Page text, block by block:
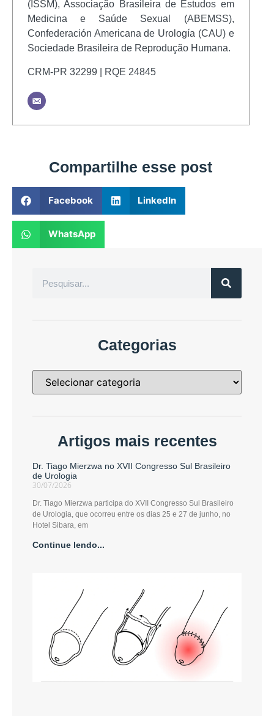
(ISSM), Associação Brasileira de Estudos em
Medicina e Saúde Sexual (ABEMSS),
Confederación Americana de Urología (CAU) e
Sociedade Brasileira de Reprodução Humana.
CRM-PR 32299 | RQE 24845
Compartilhe esse post
Facebook LinkedIn
WhatsApp
Categorias
Artigos mais recentes
Dr. Tiago Mierzwa no XVII Congresso Sul Brasileiro
de Urologia
30/07/2026
Dr. Tiago Mierzwa participa do XVII Congresso Sul Brasileiro
de Urologia, que ocorreu entre os dias 25 e 27 de junho, no
Hotel Sibara, em
Continue lendo...